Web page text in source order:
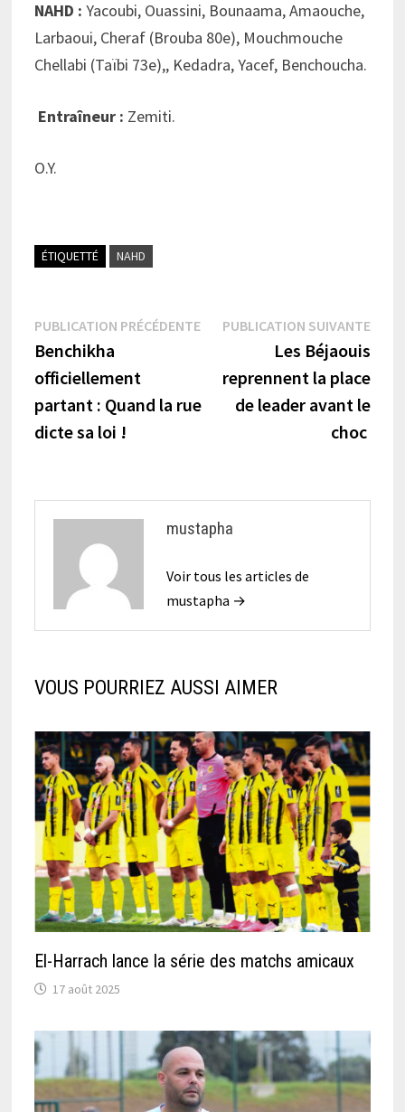
NAHD : Yacoubi, Ouassini, Bounaama, Amaouche,
Larbaoui, Cheraf (Brouba 80e), Mouchmouche
Chellabi (Taïbi 73e),, Kedadra, Yacef, Benchoucha.
Entraîneur : Zemiti.
O.Y.
ÉTIQUETTÉ NAHD
Navigation
de
l’article
PUBLICATION PRÉCÉDENTEPublication
précédente :
Benchikha
officiellement
partant : Quand la rue
dicte sa loi !
PUBLICATION SUIVANTE
Les Béjaouis
reprennent la place
de leader avant le
choc
mustapha
Voir tous les articles de
mustapha →
VOUS POURRIEZ AUSSI AIMER
El-Harrach lance la série des matchs amicaux
17 août 2025